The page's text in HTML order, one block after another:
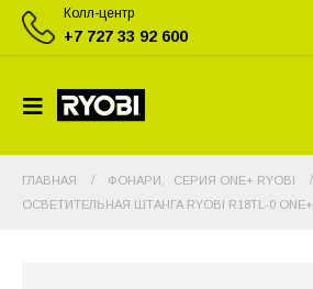
Колл-центр
+7 727 33 92 600
ГЛАВНАЯ ФОНАРИ
СЕРИЯ ONE+ RYOBI
ОСВЕТИТЕЛЬНАЯ ШТАНГА RYOBI R18TL-0 ONE+